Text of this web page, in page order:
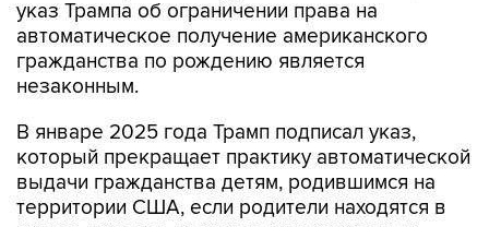
гражданства по рождению является
незаконным.
В январе 2025 года Трамп подписал указ,
выдачи гражданства детям, родившимся на
территории США, если родители находятся в
стране нелегально или по краткосрочным
визам.